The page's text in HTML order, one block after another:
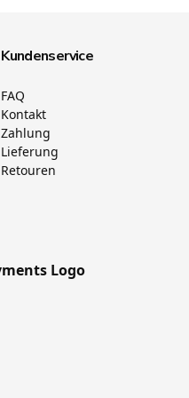
Kundenservice
FAQ
Kontakt
Zahlung
Lieferung
Retouren